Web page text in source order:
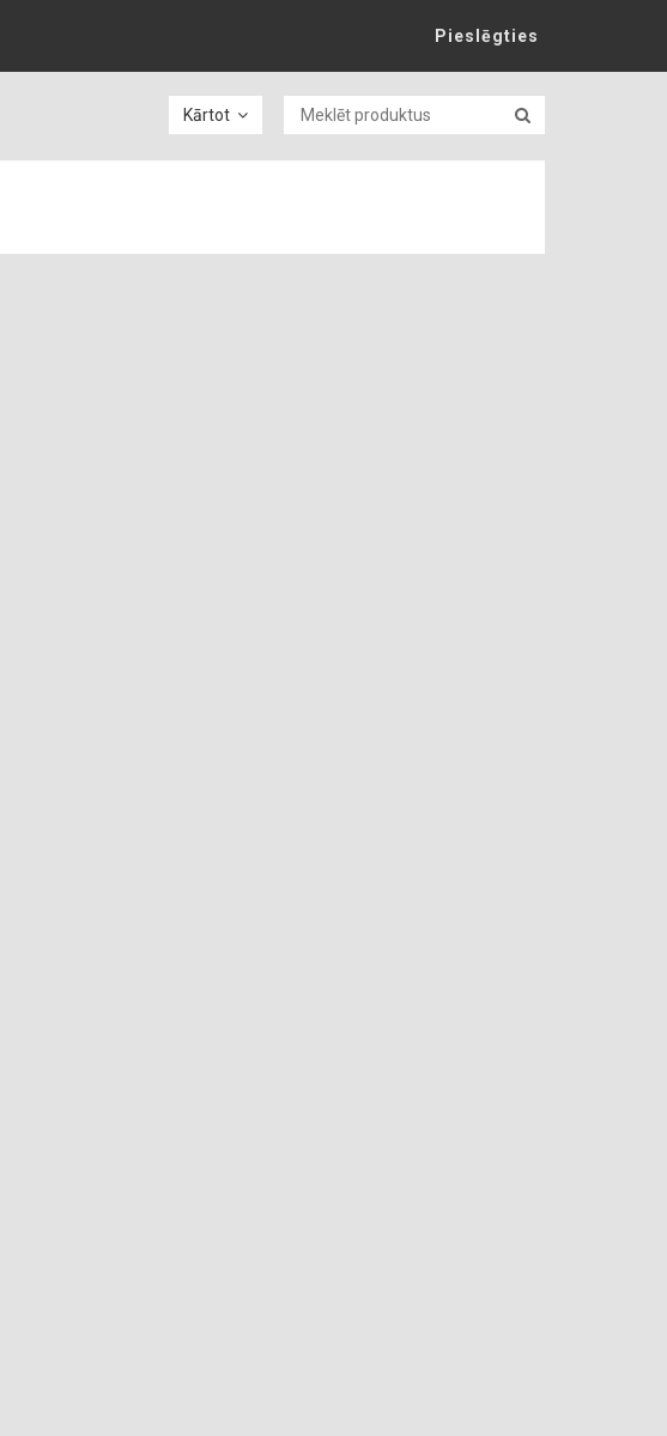
Pieslēgties
Kārtot